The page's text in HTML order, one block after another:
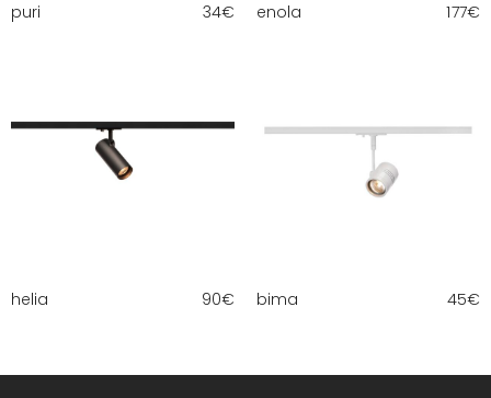
puri 34€ enola 177€
helia 90€ bima 45€